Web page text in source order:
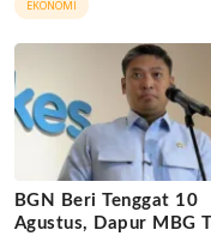
EKONOMI
BGN Beri Tenggat 10
Agustus, Dapur MBG